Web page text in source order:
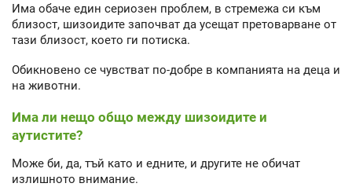
Има обаче един сериозен проблем, в стремежа си към
близост, шизоидите започват да усещат претоварване от
тази близост, което ги потиска.
Обикновено се чувстват по-добре в компанията на деца и
на животни.
Има ли нещо общо между шизоидите и
аутистите?
Може би, да, тъй като и едните, и другите не обичат
излишното внимание.